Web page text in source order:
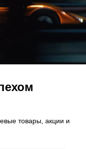
товары, акции и